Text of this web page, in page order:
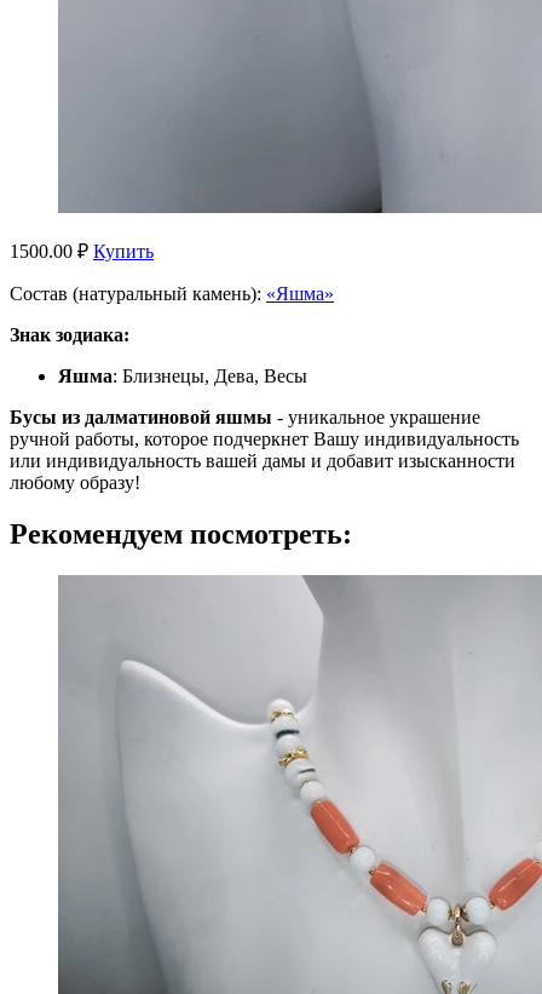
1500.00 ₽ Купить
Состав (натуральный камень): «Яшма»
Знак зодиака:
Яшма: Близнецы, Дева, Весы
Бусы из далматиновой яшмы - уникальное украшение
ручной работы, которое подчеркнет Вашу индивидуальность
или индивидуальность вашей дамы и добавит изысканности
любому образу!
Рекомендуем посмотреть: